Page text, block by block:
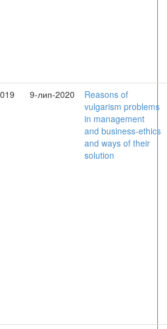
9-лип-2020
Reasons of
vulgarism problems
in management
and business-ethics
and ways of their
solution